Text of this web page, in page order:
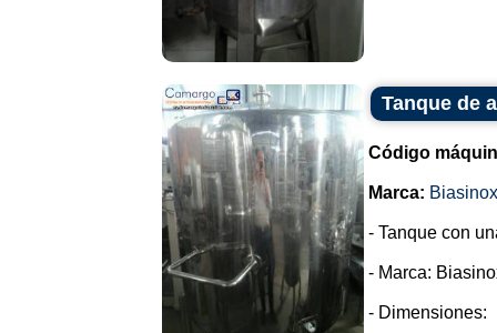
Tanque de
Código
Marca: Biasinox
- Tanque con
- Marca:
- Dimensiones: